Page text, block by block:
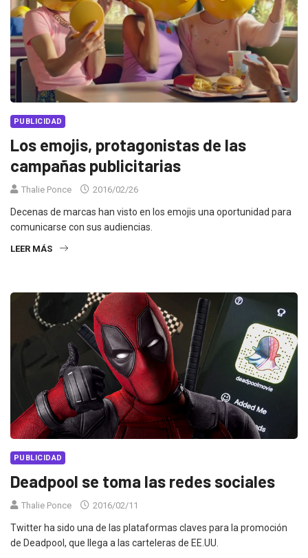
PUBLICIDAD
Los emojis, protagonistas de las
campañas publicitarias
Thalie Ponce 2016/02/26
Decenas de marcas han visto en los emojis una oportunidad para
comunicarse con sus audiencias.
LEER MÁS
PUBLICIDAD
Deadpool se toma las redes sociales
Thalie Ponce 2016/02/11
Twitter ha sido una de las plataformas claves para la promoción
de Deadpool, que llega a las carteleras de EE.UU.